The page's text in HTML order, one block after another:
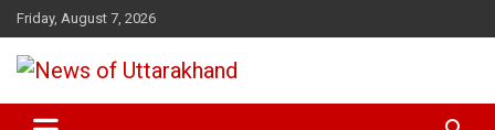
Skip
to
content
Friday, August 7, 2026
News of Uttarakhand